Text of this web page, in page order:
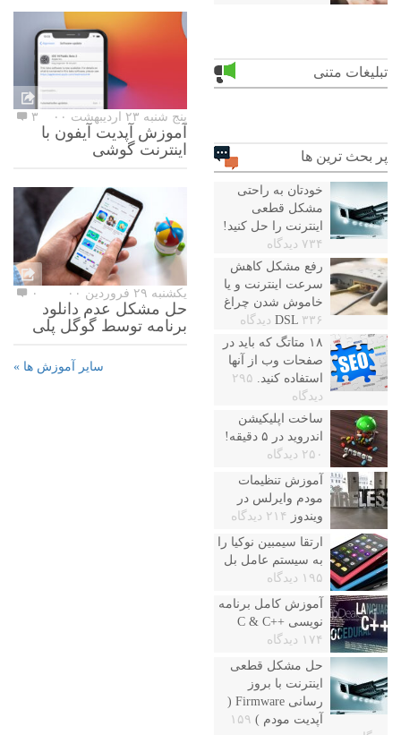
تبلیغات متنی
پر بحث ترین ها
خودتان به راحتی
مشکل قطعی
اینترنت را حل کنید!
۷۳۴ دیدگاه
رفع مشکل کاهش
سرعت اینترنت و یا
خاموش شدن چراغ
DSL ۳۳۶ دیدگاه
۱۸ متاتگ که باید در
صفحات وب از آنها
استفاده کنید. ۲۹۵
دیدگاه
ساخت اپلیکیشن
اندروید در ۵ دقیقه!
۲۵۰ دیدگاه
آموزش تنظیمات
مودم وایرلس در
ویندوز
۲۱۴ دیدگاه
ارتقا سیمبین نوکیا را
به سیستم عامل بل
۱۹۵ دیدگاه
آموزش کامل برنامه
نویسی ++C & C
۱۷۴ دیدگاه
حل مشکل قطعی
اینترنت با بروز
رسانی Firmware (
آپدیت مودم ) ۱۵۹
پنج شنبه ۲۳ اردیبهشت ۰۰ ۳
آموزش آپدیت آیفون با
اینترنت گوشی
یکشنبه ۲۹ فروردین ۰۰ ۰
حل مشکل عدم دانلود
برنامه توسط گوگل پلی
سایر آموزش ها »